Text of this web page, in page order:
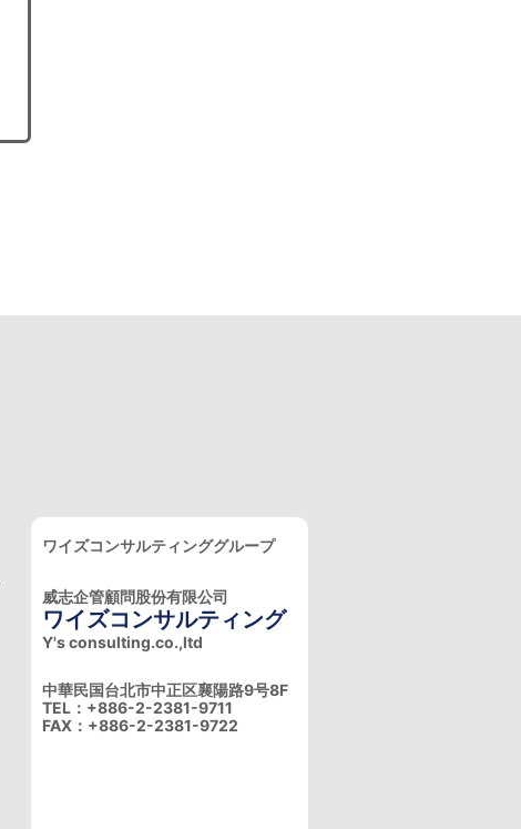
ワイズコンサルティンググループ
威志企管顧問股份有限公司
ワイズコンサルティング
Y's consulting.co.,ltd
中華民国台北市中正区襄陽路9号8F
TEL：+886-2-2381-9711
FAX：+886-2-2381-9722